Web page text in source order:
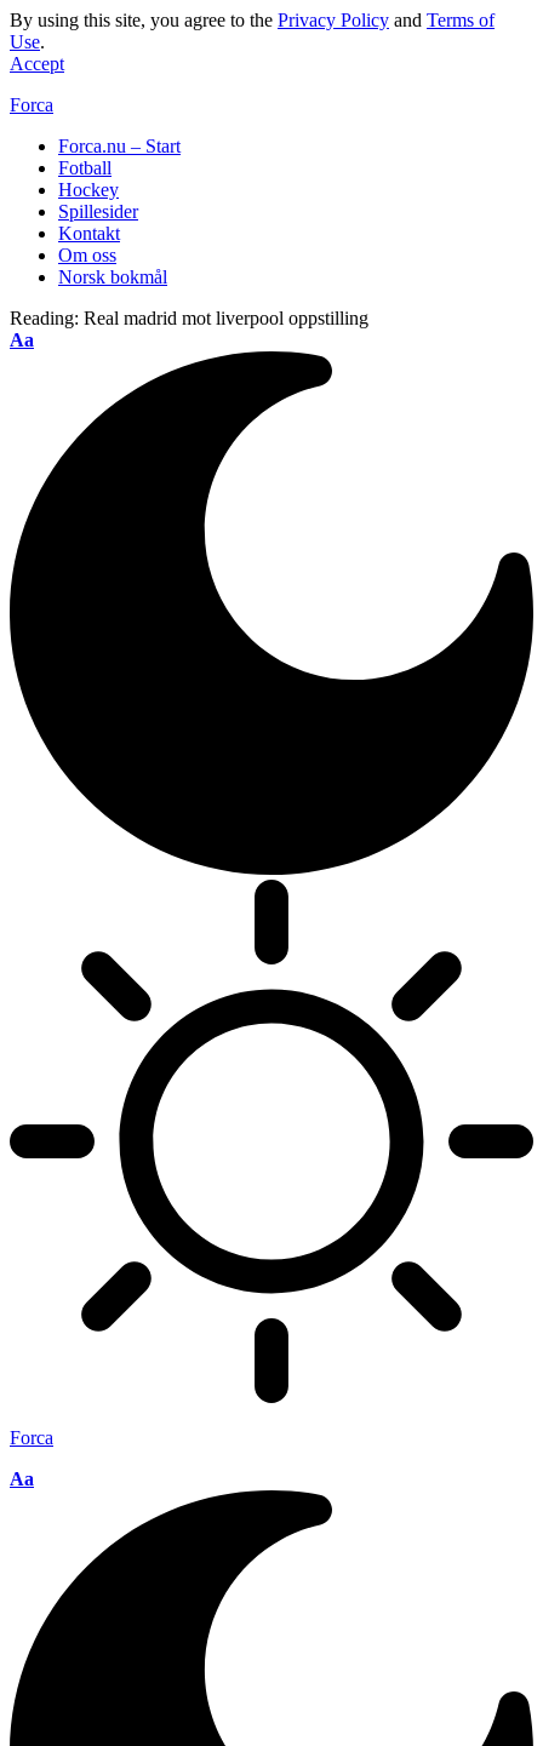
By using this site, you agree to the Privacy Policy and Terms of
Use.
Accept
Forca
Forca.nu – Start
Fotball
Hockey
Spillesider
Kontakt
Om oss
Norsk bokmål
Reading: Real madrid mot liverpool oppstilling
Aa
Forca
Aa